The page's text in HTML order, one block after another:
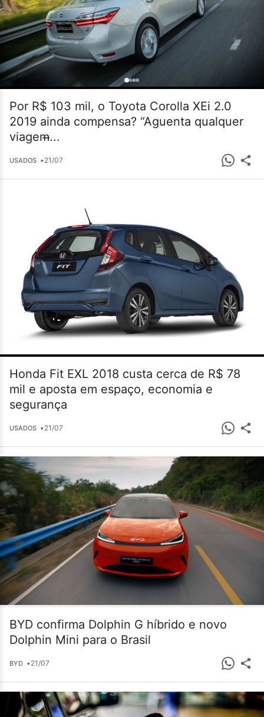
Por R$ 103 mil, o Toyota Corolla XEi 2.0
2019 ainda compensa? “Aguenta qualquer
viagem̶...
USADOS •21/07
Honda Fit EXL 2018 custa cerca de R$ 78
mil e aposta em espaço, economia e
segurança
USADOS •21/07
BYD confirma Dolphin G híbrido e novo
Dolphin Mini para o Brasil
BYD •21/07